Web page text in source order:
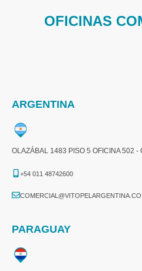
OFICINAS
ARGENTINA
OLAZÁBAL 1483 PISO 5 OFICINA 502 -
+54 011 48742600​
PARAGUAY